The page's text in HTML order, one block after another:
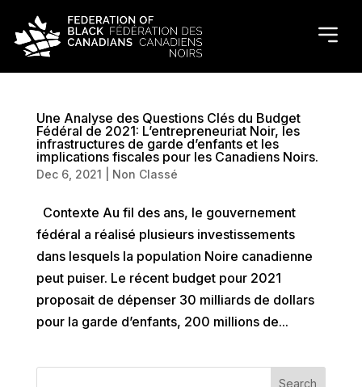
Une Analyse des Questions Clés du Budget
Fédéral de 2021: L’entrepreneuriat Noir, les
infrastructures de garde d’enfants et les
implications fiscales pour les Canadiens Noirs.
Dec 6, 2021 Non Classé
Contexte Au fil des ans, le gouvernement
fédéral a réalisé plusieurs investissements
dans lesquels la population Noire canadienne
peut puiser. Le récent budget pour 2021
proposait de dépenser 30 milliards de dollars
pour la garde d’enfants, 200 millions de...